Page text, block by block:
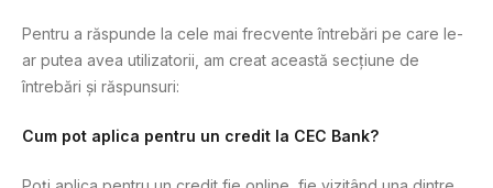
Pentru a răspunde la cele mai frecvente întrebări pe care le-
ar putea avea utilizatorii, am creat această secțiune de
întrebări și răspunsuri:
Cum pot aplica pentru un credit la CEC Bank?